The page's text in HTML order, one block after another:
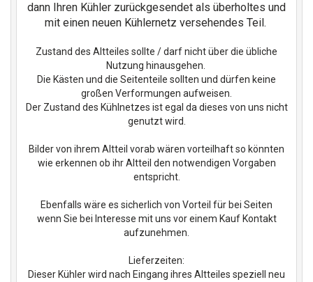
dann Ihren Kühler zurückgesendet als überholtes und
mit einen neuen Kühlernetz versehendes Teil.
Zustand des Altteiles sollte / darf nicht über die übliche
Nutzung hinausgehen.
Die Kästen und die Seitenteile sollten und dürfen keine
großen Verformungen aufweisen.
Der Zustand des Kühlnetzes ist egal da dieses von uns nicht
genutzt wird.
Bilder von ihrem Altteil vorab wären vorteilhaft so könnten
wie erkennen ob ihr Altteil den notwendigen Vorgaben
entspricht.
Ebenfalls wäre es sicherlich von Vorteil für bei Seiten
wenn Sie bei Interesse mit uns vor einem Kauf Kontakt
aufzunehmen.
Lieferzeiten:
Dieser Kühler wird nach Eingang ihres Altteiles speziell neu